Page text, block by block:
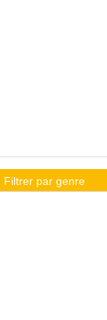
Filtrer par genre